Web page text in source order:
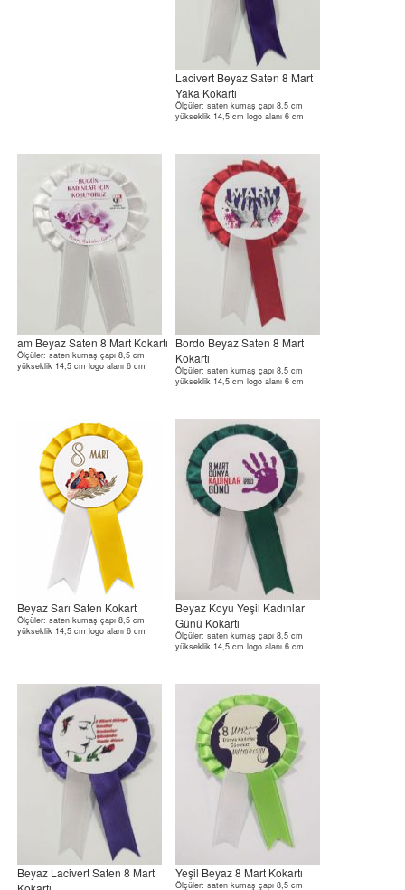
Lacivert Beyaz Saten 8 Mart
Yaka Kokartı
Ölçüler: saten kumaş çapı 8,5 cm
yükseklik 14,5 cm logo alanı 6 cm
am Beyaz Saten 8 Mart Kokartı
Ölçüler: saten kumaş çapı 8,5 cm
yükseklik 14,5 cm logo alanı 6 cm
Bordo Beyaz Saten 8 Mart
Kokartı
Ölçüler: saten kumaş çapı 8,5 cm
yükseklik 14,5 cm logo alanı 6 cm
Beyaz Sarı Saten Kokart
Ölçüler: saten kumaş çapı 8,5 cm
yükseklik 14,5 cm logo alanı 6 cm
Beyaz Koyu Yeşil Kadınlar
Günü Kokartı
Ölçüler: saten kumaş çapı 8,5 cm
yükseklik 14,5 cm logo alanı 6 cm
Beyaz Lacivert Saten 8 Mart
Yeşil Beyaz 8 Mart Kokartı
Ölçüler: saten kumaş çapı 8,5 cm